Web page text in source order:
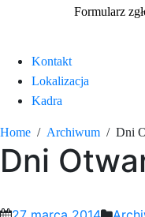
Formularz
Kontakt
Lokalizacja
Kadra
Home Archiwum Dni
Dni